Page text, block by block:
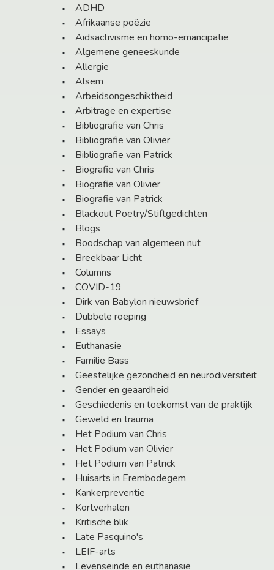
ADHD
Afrikaanse poëzie
Aidsactivisme en homo-emancipatie
Algemene geneeskunde
Allergie
Alsem
Arbeidsongeschiktheid
Arbitrage en expertise
Bibliografie van Chris
Bibliografie van Olivier
Bibliografie van Patrick
Biografie van Chris
Biografie van Olivier
Biografie van Patrick
Blackout Poetry/Stiftgedichten
Blogs
Boodschap van algemeen nut
Breekbaar Licht
Columns
COVID-19
Dirk van Babylon nieuwsbrief
Dubbele roeping
Essays
Euthanasie
Familie Bass
Geestelijke gezondheid en neurodiversiteit
Gender en geaardheid
Geschiedenis en toekomst van de praktijk
Geweld en trauma
Het Podium van Chris
Het Podium van Olivier
Het Podium van Patrick
Huisarts in Erembodegem
Kankerpreventie
Kortverhalen
Kritische blik
Late Pasquino's
LEIF-arts
Levenseinde en euthanasie